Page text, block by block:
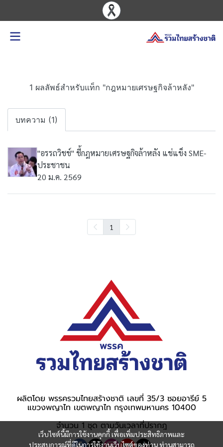
1 ผลลัพธ์สำหรับแท็ก "กฎหมายเศรษฐกิจล้าหลัง"
บทความ (1)
"อรรถวิชช์" ชี้กฎหมายเศรษฐกิจล้าหลัง แช่แข็ง SME-
ประชาชน
20 ม.ค. 2569
1
เว็บไซต์นี้มีการใช้งานคุกกี้ เพื่อเพิ่มประสิทธิภาพและ
ประสบการณ์ที่ดีในการใช้งานเว็บไซต์ของท่าน ท่านสามารถ
ผลิตโดย พรรครวมไทยสร้างชาติ เลขที่ 35/3 ซอยอารีย์ 5
แขวงพญาไท เขตพญาไท กรุงเทพมหานคร 10400
จำนวน 1 ชุด ตามวันเวลาที่ปรากฎ